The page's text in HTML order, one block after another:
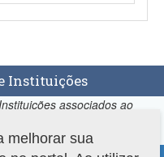
Instituições
associados ao
melhorar sua